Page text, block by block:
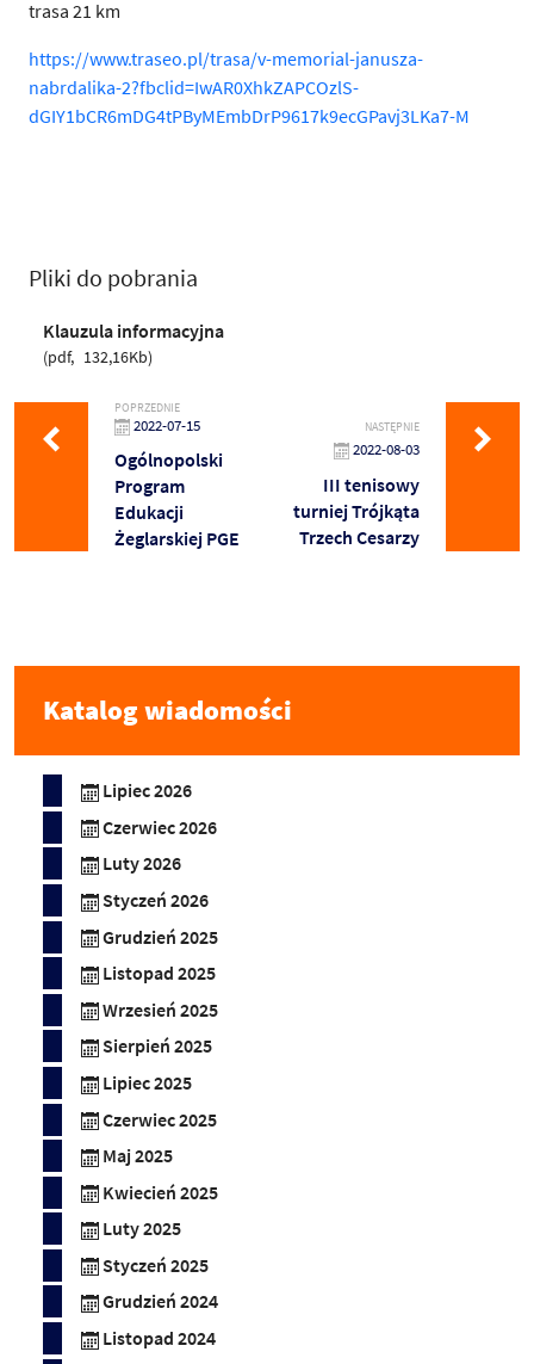
trasa 21 km
https://www.traseo.pl/trasa/v-memorial-janusza-
nabrdalika-2?fbclid=IwAR0XhkZAPCOzlS-
dGIY1bCR6mDG4tPByMEmbDrP9617k9ecGPavj3LKa7-M
Pliki do pobrania
Klauzula informacyjna
pdf 132,16Kb
POPRZEDNIE
2022-07-15
Ogólnopolski
Program
Edukacji
Żeglarskiej PGE
NASTĘPNIE
2022-08-03
III tenisowy
turniej Trójkąta
Trzech Cesarzy
Katalog wiadomości
Lipiec 2026
Czerwiec 2026
Luty 2026
Styczeń 2026
Grudzień 2025
Listopad 2025
Wrzesień 2025
Sierpień 2025
Lipiec 2025
Czerwiec 2025
Maj 2025
Kwiecień 2025
Luty 2025
Styczeń 2025
Grudzień 2024
Listopad 2024